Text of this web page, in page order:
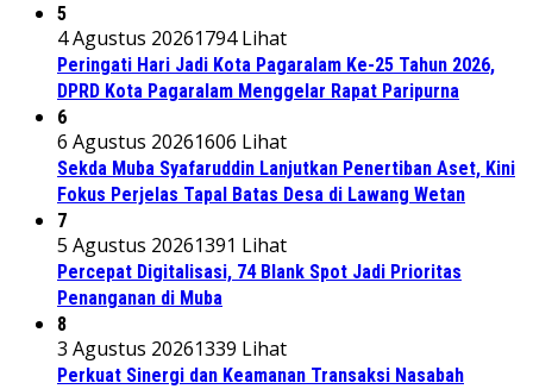
5
4 Agustus 20261794 Lihat
Peringati Hari Jadi Kota Pagaralam Ke-25 Tahun 2026,
DPRD Kota Pagaralam Menggelar Rapat Paripurna
6
6 Agustus 20261606 Lihat
Sekda Muba Syafaruddin Lanjutkan Penertiban Aset, Kini
Fokus Perjelas Tapal Batas Desa di Lawang Wetan
7
5 Agustus 20261391 Lihat
Percepat Digitalisasi, 74 Blank Spot Jadi Prioritas
Penanganan di Muba
8
3 Agustus 20261339 Lihat
Perkuat Sinergi dan Keamanan Transaksi Nasabah